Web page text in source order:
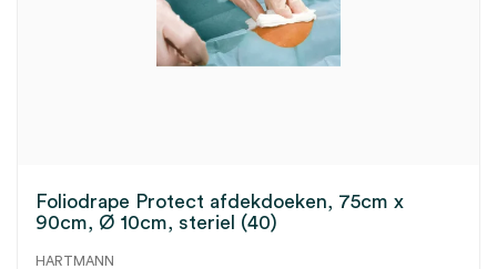
Foliodrape Protect afdekdoeken, 75cm x
90cm, Ø 10cm, steriel (40)
HARTMANN